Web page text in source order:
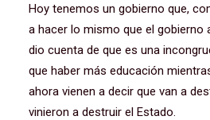
Hoy tenemos un gobierno que,
a hacer lo mismo que el gobierno
dio cuenta de que es una
que haber más educación
ahora vienen a decir que van a
vinieron a destruir el Estado.